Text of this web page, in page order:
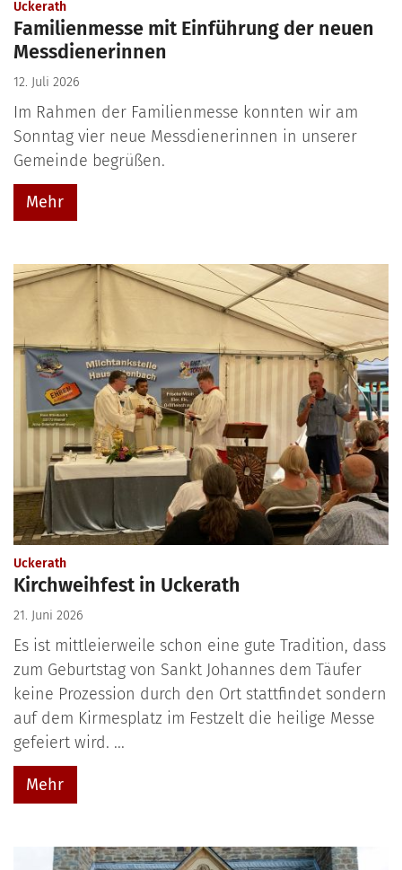
Uckerath:
Familienmesse mit Einführung der neuen
Messdienerinnen
12. Juli 2026
Im Rahmen der Familienmesse konnten wir am
Sonntag vier neue Messdienerinnen in unserer
Gemeinde begrüßen.
Mehr
Uckerath:
Kirchweihfest in Uckerath
21. Juni 2026
Es ist mittleierweile schon eine gute Tradition, dass
zum Geburtstag von Sankt Johannes dem Täufer
keine Prozession durch den Ort stattfindet sondern
auf dem Kirmesplatz im Festzelt die heilige Messe
gefeiert wird. ...
Mehr